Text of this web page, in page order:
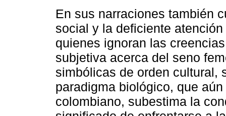
En sus narraciones también
social y la deficiente
quienes ignoran las
subjetiva acerca del seno
simbólicas de orden cultural,
paradigma biológico, que
colombiano, subestima la